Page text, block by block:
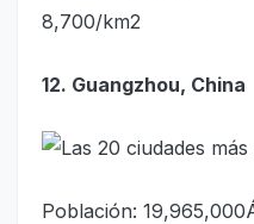
8,700/km2
12. Guangzhou, China
Población: